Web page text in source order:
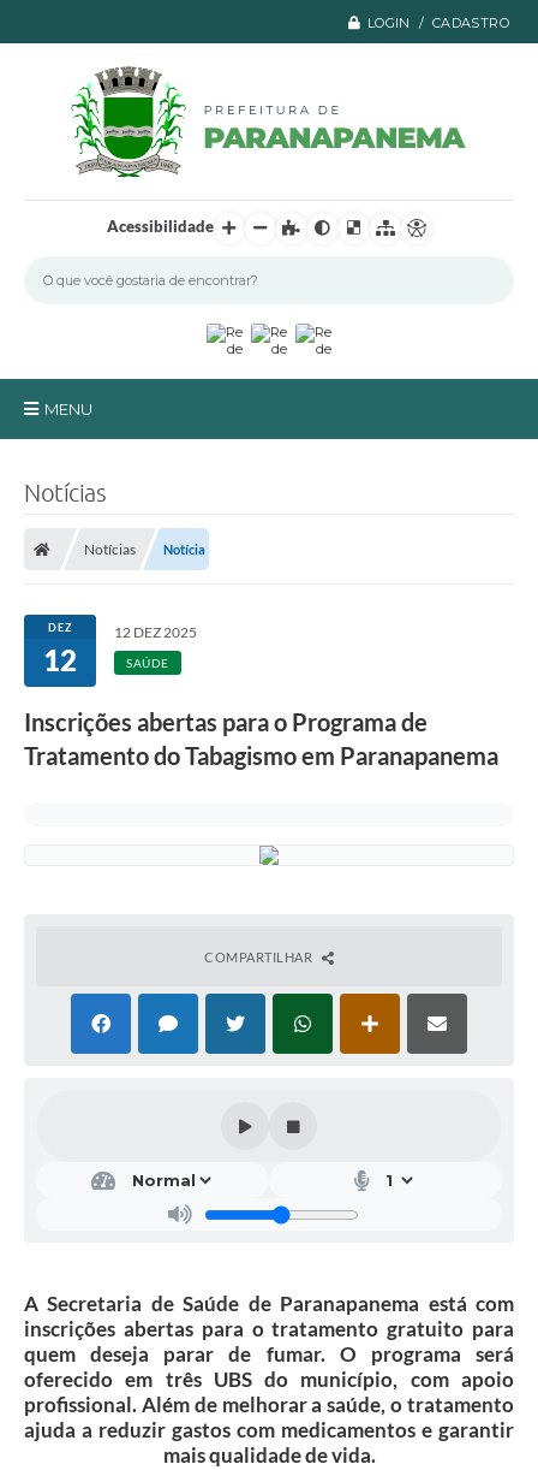
LOGIN / CADASTRO
Acessibilidade
MENU
Transparência
Ouvidoria / SIC
Fale Conosco
Leis Municipais
Transparência
Diário Oficial
Notícias
Notícias Notícia
DEZ
12
12 DEZ 2025
SAÚDE
Inscrições abertas para o Programa de
Tratamento do Tabagismo em Paranapanema
COMPARTILHAR
A Secretaria de Saúde de Paranapanema está com
inscrições abertas para o tratamento gratuito para
quem deseja parar de fumar. O programa será
oferecido em três UBS do município, com apoio
profissional. Além de melhorar a saúde, o tratamento
ajuda a reduzir gastos com medicamentos e garantir
mais qualidade de vida.